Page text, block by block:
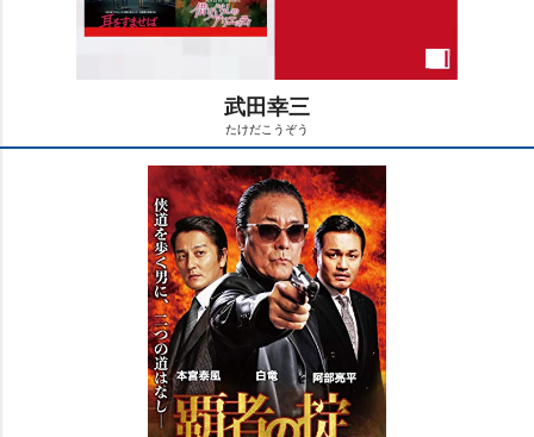
M
u
t
e
武田幸三
たけだこうぞう